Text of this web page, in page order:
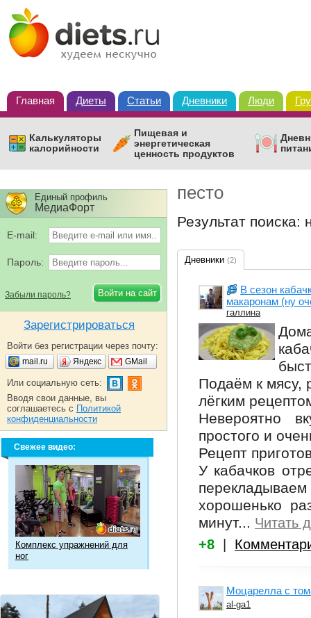
Главная Диеты Статьи Дневники Люди
Калькуляторы
калорийности
Пищевая и
энергетическая
ценность продуктов
песто
Результат
Дневники (2)
В сезон
макаронам (ну
галлина
Подаём к мясу,
лёгким
Невероятно
простого и
Рецепт
У кабачков
хорошенько
минут... Читать
+8
Моцарелла с
al-ga1
Единый профиль
МедиаФорт
E-mail:
Пароль:
Забыли пароль?
Зарегистрироваться
Войти без регистрации через почту:
mail.ru Яндекс GMail
Или социальную сеть:
Вводя свои данные, вы
соглашаетесь с Политикой
конфиденциальности
Свежее видео:
Комплекс упражнений для
ног